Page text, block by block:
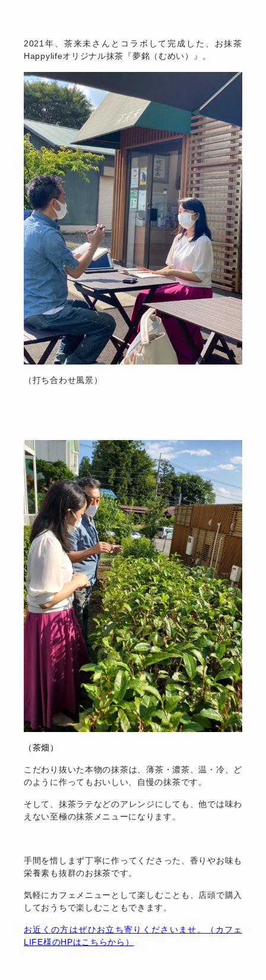
2021年、茶来未さんとコラボして完成した、お抹茶
Happylifeオリジナル抹茶『夢銘（むめい）』。
（打ち合わせ風景）
（茶畑）
こだわり抜いた本物の抹茶は、薄茶・濃茶、温・冷、ど
のように作ってもおいしい、自慢の抹茶です。
そして、抹茶ラテなどのアレンジにしても、他では味わ
えない至極の抹茶メニューになります。
手間を惜しまず丁寧に作ってくださった、香りやお味も
栄養素も抜群のお抹茶です。
気軽にカフェメニューとして楽しむことも、店頭で購入
しておうちで楽しむこともできます。
お近くの方はぜひお立ち寄りくださいませ。（カフェ
LIFE様のHPはこちらから）